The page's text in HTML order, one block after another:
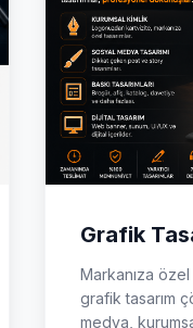
Grafik
Markanıza
grafik tasarım
medya,